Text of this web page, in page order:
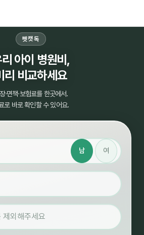
펫캣독
아이 병원비,
리 비교하세요
·면책·보험료를 한곳에서.
로 바로 확인할 수 있어요.
남 여